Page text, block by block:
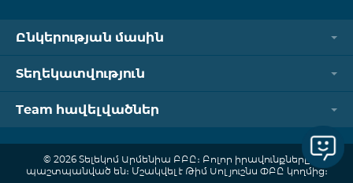
Ընկերության մասին
Տեղեկատվություն
Team հավելվածներ
© 2026 Տելեկոմ Արմենիա ԲԲԸ։ Բոլոր իրավունքները
պաշտպանված են։ Մշակվել է Թիմ Սոլյուշնս ՓԲԸ կողմից։